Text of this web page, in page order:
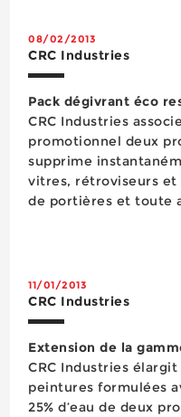
collantes. Elle...
08/02/2013
CRC Industries
Pack dégivrant éco
CRC Industries
promotionnel deux
supprime
vitres, rétroviseurs et
de portières et toute
11/01/2013
CRC Industries
Extension de la
CRC Industries
peintures formulées
25% d’eau de deux